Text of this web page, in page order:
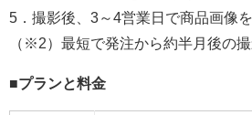
5．撮影後、3～4営業日で商品画像
（※2）最短で発注から約半月後の撮
■プランと料金